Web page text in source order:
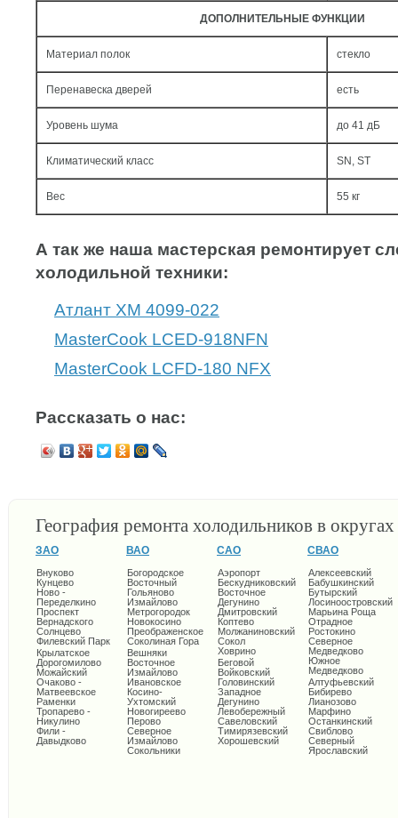
ДОПОЛНИТЕЛЬНЫЕ ФУНКЦИИ
Материал полок стекло
Перенавеска дверей есть
Уровень шума до 41 дБ
Климатический класс SN, ST
Вес 55 кг
А так же наша мастерская ремонтирует
холодильной техники:
Атлант ХМ 4099-022
MasterCook LCED-918NFN
MasterCook LCFD-180 NFX
Рассказать о нас:
География ремонта холодильников в
ЗАО
Внуково
Кунцево
Ново -
Переделкино
Проспект
Вернадского
Солнцево
Филевский Парк
Крылатское
Дорогомилово
Можайский
Очаково -
Матвеевское
Раменки
Тропарево -
Никулино
Фили -
Давыдково
ВАО
Богородское
Восточный
Гольяново
Измайлово
Метрогородок
Новокосино
Преображенское
Соколиная Гора
Вешняки
Восточное
Измайлово
Ивановское
Косино-
Ухтомский
Новогиреево
Перово
Северное
Измайлово
Сокольники
САО
Аэропорт
Бескудниковский
Восточное
Дегунино
Дмитровский
Коптево
Молжаниновский
Сокол
Ховрино
Беговой
Войковский
Головинский
Западное
Дегунино
Левобережный
Савеловский
Тимирязевский
Хорошевский
СВАО
Алексеевский
Бабушкинский
Бутырский
Лосиноостровский
Марьина Роща
Отрадное
Ростокино
Северное
Медведково
Южное
Медведково
Алтуфьевский
Бибирево
Лианозово
Марфино
Останкинский
Свиблово
Северный
Ярославский